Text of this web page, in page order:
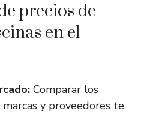
precios de
en el
Comparar los
y proveedores te